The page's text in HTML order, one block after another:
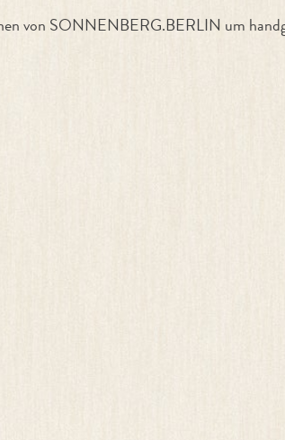
von SONNENBERG.BERLIN um